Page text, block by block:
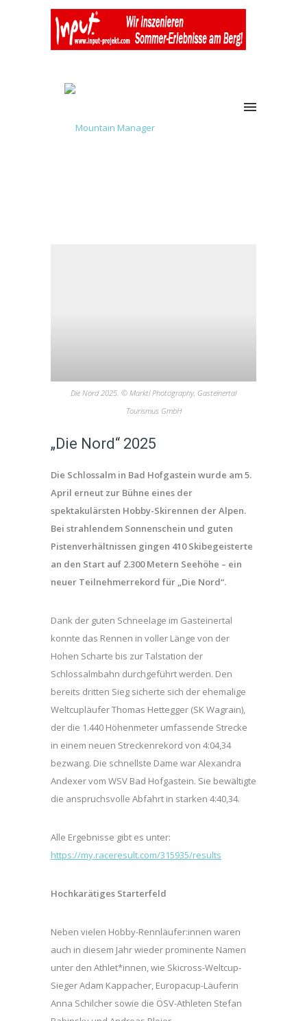
Die Nord 2025. © Marktl Photography, Gasteinertal
Tourismus GmbH
„Die Nord“ 2025
Die Schlossalm in Bad Hofgastein wurde am 5.
April erneut zur Bühne eines der
spektakulärsten Hobby-Skirennen der Alpen.
Bei strahlendem Sonnenschein und guten
Pistenverhältnissen gingen 410 Skibegeisterte
an den Start auf 2.300 Metern Seehöhe – ein
neuer Teilnehmerrekord für „Die Nord“.
Dank der guten Schneelage im Gasteinertal
konnte das Rennen in voller Länge von der
Hohen Scharte bis zur Talstation der
Schlossalmbahn durchgeführt werden. Den
bereits dritten Sieg sicherte sich der ehemalige
Weltcupläufer Thomas Hettegger (SK Wagrain),
der die 1.440 Höhenmeter umfassende Strecke
in einem neuen Streckenrekord von 4:04,34
bezwang. Die schnellste Dame war Alexandra
Andexer vom WSV Bad Hofgastein. Sie bewältigte
die anspruchsvolle Abfahrt in starken 4:40,34.
Alle Ergebnisse gibt es unter:
https://my.raceresult.com/315935/results
Hochkarätiges Starterfeld
Neben vielen Hobby-Rennläufer:innen waren
auch in diesem Jahr wieder prominente Namen
unter den Athlet*innen, wie Skicross-Weltcup-
Sieger Adam Kappacher, Europacup-Läuferin
Anna Schilcher sowie die ÖSV-Athleten Stefan